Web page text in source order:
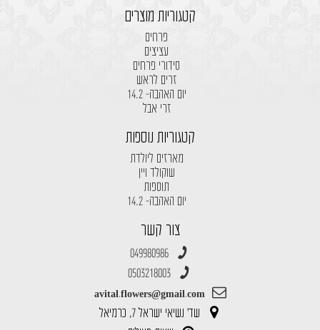
קטגוריות מוצרים
פרחים
עציצים
סידורי פרחים
זרים לראש
יום האהבה- 14.2
זרי אבל
קטגוריות נוספות
מארזים ליולדת
שוקולד ויין
תוספות
יום האהבה- 14.2
צור קשר
049980986
0503218003
avital.flowers@gmail.com
שד' נשיאי ישראל 7, כרמיאל